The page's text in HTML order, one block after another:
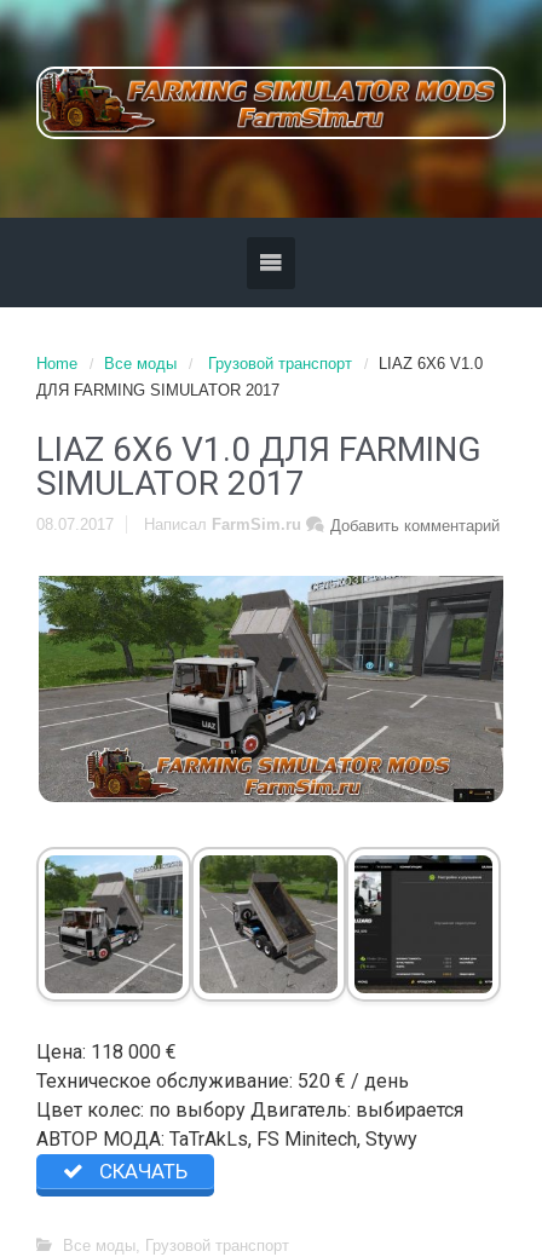
Home Все моды Грузовой транспорт
LIAZ 6X6 V1.0
ДЛЯ FARMING SIMULATOR 2017
LIAZ 6X6 V1.0 ДЛЯ FARMING
SIMULATOR 2017
08.07.2017 Добавить комментарий
Написал FarmSim.ru
Цена: 118 000 €
Техническое обслуживание: 520 € / день
Цвет колес: по выбору Двигатель: выбирается
АВТОР МОДА: TaTrAkLs, FS Minitech, Stywy
СКАЧАТЬ
Все моды, Грузовой транспорт